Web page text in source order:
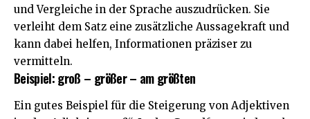
und Vergleiche in der Sprache auszudrücken. Sie
verleiht dem Satz eine zusätzliche Aussagekraft und
kann dabei helfen, Informationen präziser zu
vermitteln.
Beispiel: groß – größer – am größten
Ein gutes Beispiel für die Steigerung von Adjektiven